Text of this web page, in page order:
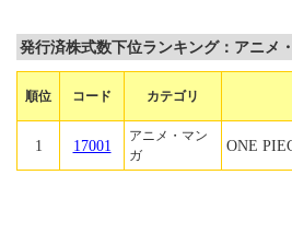
発行済株式数下位ランキング：アニメ
順位 コード カテゴリ
1 17001
アニメ・マン
ガ
ONE